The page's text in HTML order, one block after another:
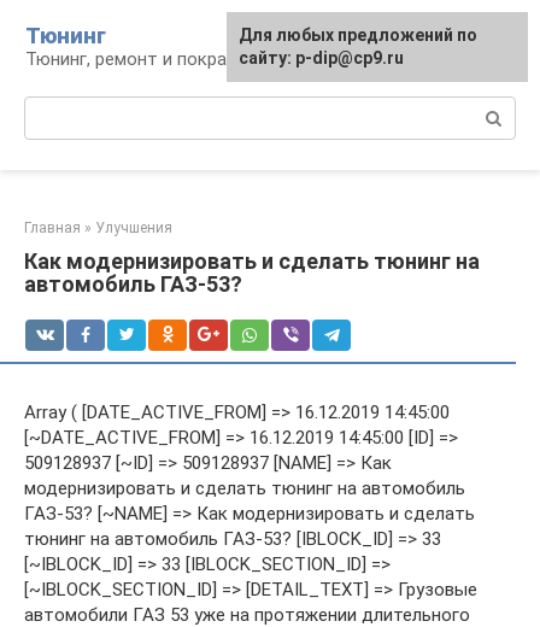
контенту
Тюнинг
Тюнинг, ремонт и покраска автомобиля
Главная » Улучшения
Как модернизировать и сделать тюнинг на
автомобиль ГАЗ-53?
Array ( [DATE_ACTIVE_FROM] => 16.12.2019 14:45:00
[~DATE_ACTIVE_FROM] => 16.12.2019 14:45:00 [ID] =>
509128937 [~ID] => 509128937 [NAME] => Как
модернизировать и сделать тюнинг на автомобиль
ГАЗ-53? [~NAME] => Как модернизировать и сделать
тюнинг на автомобиль ГАЗ-53? [IBLOCK_ID] => 33
[~IBLOCK_ID] => 33 [IBLOCK_SECTION_ID] =>
[~IBLOCK_SECTION_ID] => [DETAIL_TEXT] => Грузовые
автомобили ГАЗ 53 уже на протяжении длительного
Для любых предложений по
сайту: p-dip@cp9.ru